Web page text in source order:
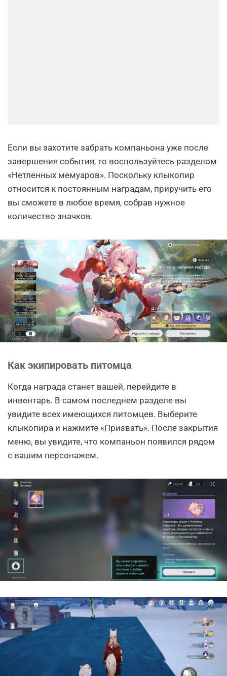
Если вы захотите забрать компаньона уже после
завершения события, то воспользуйтесь разделом
«Нетленных мемуаров». Поскольку клыкопир
относится к постоянным наградам, приручить его
вы сможете в любое время, собрав нужное
количество значков.
Как экипировать питомца
Когда награда станет вашей, перейдите в
инвентарь. В самом последнем разделе вы
увидите всех имеющихся питомцев. Выберите
клыкопира и нажмите «Призвать». После закрытия
меню, вы увидите, что компаньон появился рядом
с вашим персонажем.